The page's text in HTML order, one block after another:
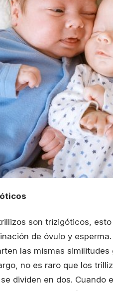
son trizigóticos,
de óvulo y
las mismas
no es raro que los
dividen en dos. Cuando